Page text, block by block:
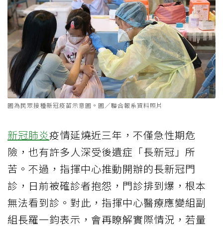
圖為民眾接種新冠疫苗示意圖。圖／聯合報系資料照片
新冠肺炎疫情延燒近三年，不僅急性期危
險，也有許多人深受後遺症「長新冠」所
苦。不過，指揮中心推動開辦的長新冠門
診，日前被確診者抱怨，門診排到爆，根本
無法看到診。對此，指揮中心醫療應變組副
組長羅一鈞表示，會再瞭解實際情況，若量